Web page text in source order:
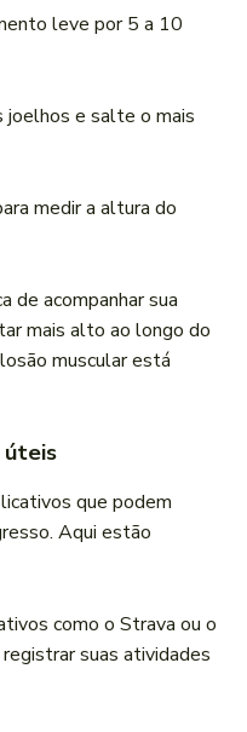
leve por 5 a 10
joelhos e salte o mais
medir a altura do
de acompanhar sua
mais alto ao longo do
muscular está
úteis
que podem
Aqui estão
como o Strava ou o
suas atividades